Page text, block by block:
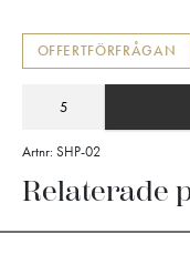
OFFERTFÖRFRÅGAN
Artnr: SHP-02
Relaterade